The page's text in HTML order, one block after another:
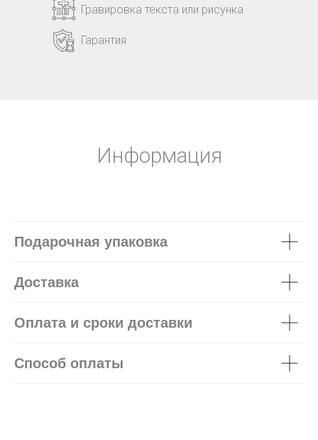
Гравировка текста или рисунка
Гарантия
Информация
Подарочная упаковка
Доставка
Оплата и сроки доставки
Способ оплаты